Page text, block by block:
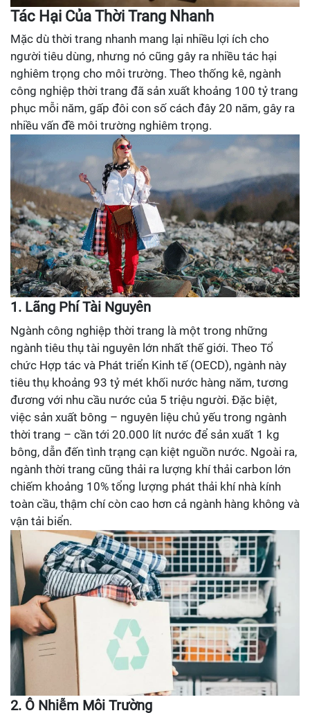
Tác Hại Của Thời Trang Nhanh
Mặc dù thời trang nhanh mang lại nhiều lợi ích cho
người tiêu dùng, nhưng nó cũng gây ra nhiều tác hại
nghiêm trọng cho môi trường. Theo thống kê, ngành
công nghiệp thời trang đã sản xuất khoảng 100 tỷ trang
phục mỗi năm, gấp đôi con số cách đây 20 năm, gây ra
nhiều vấn đề môi trường nghiêm trọng.
1. Lãng Phí Tài Nguyên
Ngành công nghiệp thời trang là một trong những
ngành tiêu thụ tài nguyên lớn nhất thế giới. Theo Tổ
chức Hợp tác và Phát triển Kinh tế (OECD), ngành này
tiêu thụ khoảng 93 tỷ mét khối nước hàng năm, tương
đương với nhu cầu nước của 5 triệu người. Đặc biệt,
việc sản xuất bông – nguyên liệu chủ yếu trong ngành
thời trang – cần tới 20.000 lít nước để sản xuất 1 kg
bông, dẫn đến tình trạng cạn kiệt nguồn nước. Ngoài ra,
ngành thời trang cũng thải ra lượng khí thải carbon lớn
chiếm khoảng 10% tổng lượng phát thải khí nhà kính
toàn cầu, thậm chí còn cao hơn cả ngành hàng không và
vận tải biển.
2. Ô Nhiễm Môi Trường